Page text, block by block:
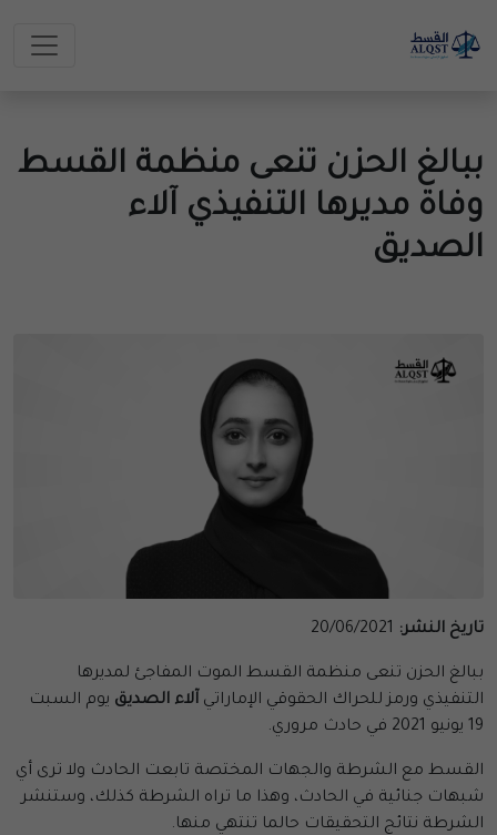
ببالغ الحزن تنعى منظمة القسط
وفاة مديرها التنفيذي آلاء
الصديق
تاريخ النشر:
ببالغ الحزن تنعى منظمة القسط الموت المفاجئ لمديرها
التنفيذي ورمز للحراك الحقوقي الإماراتي آلاء الصديق يوم السبت
19 يونيو 2021 في حادث مروري.
القسط مع الشرطة والجهات المختصة تابعت الحادث ولا ترى أي
شبهات جنائية في الحادث، وهذا ما تراه الشرطة كذلك، وستنشر
الشرطة نتائج التحقيقات حالما تنتهي منها.